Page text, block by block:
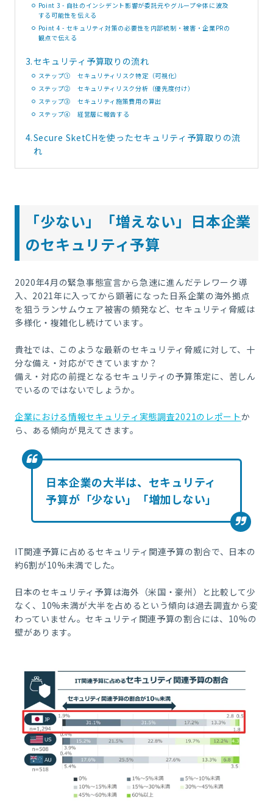
Point 3 - 自社のインシデント影響が委託元やグループ全体に波及
する可能性を伝える
Point 4 - セキュリティ対策の必要性を内部統制・被害・企業PRの
観点で伝える
3.セキュリティ予算取りの流れ
ステップ① セキュリティリスク特定（可視化）
ステップ➁ セキュリティリスク分析（優先度付け）
ステップ③ セキュリティ施策費用の算出
ステップ④ 経営層に報告する
4.Secure SketCHを使ったセキュリティ予算取りの流
れ
「少ない」「増えない」日本企業
のセキュリティ予算
2020年4月の緊急事態宣言から急速に進んだテレワーク導
入、 2021年に入ってから顕著になった日系企業の海外拠点
を狙うランサムウェア被害の頻発など、セキュリティ脅威は
多様化・複雑化し続けています。
貴社では、このような最新のセキュリティ脅威に対して、十
分な備え・対応ができていますか？
備え・対応の前提となるセキュリティの予算策定に、苦しん
でいるのではないでしょうか。
企業における情報セキュリティ実態調査2021のレポートか
ら、ある傾向が見えてきます。
日本企業の大半は、セキュリティ
予算が「少ない」「増加しない」
IT関連予算に占めるセキュリティ関連予算の割合で、日本の
約6割が10%未満でした。
日本のセキュリティ予算は海外（米国・豪州）と比較して少
なく、10%未満が大半を占めるという傾向は過去調査から変
わっていません。セキュリティ関連予算の割合には、10%の
壁があります。